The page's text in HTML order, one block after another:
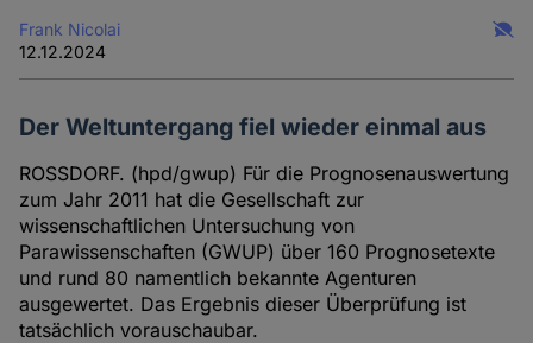
Frank Nicolai
12.12.2024
Der Weltuntergang fiel wieder einmal aus
ROSSDORF. (hpd/gwup) Für die Prognosenauswertung
zum Jahr 2011 hat die Gesellschaft zur
wissenschaftlichen Untersuchung von
Parawissenschaften (GWUP) über 160 Prognosetexte
und rund 80 namentlich bekannte Agenturen
ausgewertet. Das Ergebnis dieser Überprüfung ist
tatsächlich vorauschaubar.